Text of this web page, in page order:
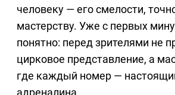
человеку — его смелости,
мастерству. Уже с первых
понятно: перед зрителями не
цирковое представление, а
где каждый номер —